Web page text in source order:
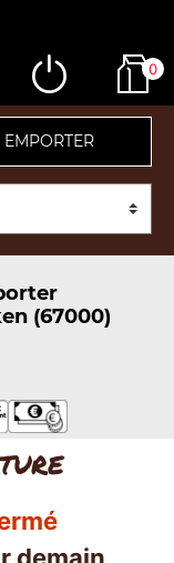
0
EMPORTER
(67000)